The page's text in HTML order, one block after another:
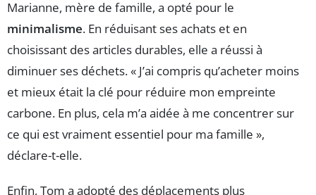
Marianne, mère de famille, a opté pour le
minimalisme. En réduisant ses achats et en
choisissant des articles durables, elle a réussi à
diminuer ses déchets. « J’ai compris qu’acheter moins
et mieux était la clé pour réduire mon empreinte
carbone. En plus, cela m’a aidée à me concentrer sur
ce qui est vraiment essentiel pour ma famille »,
déclare-t-elle.
Enfin, Tom a adopté des déplacements plus